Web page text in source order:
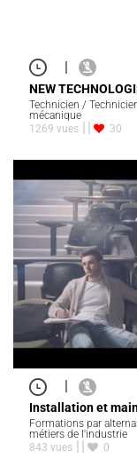
|
NEW
Technicien /
mécanique
1269 vues
30
|
Installation et
Formations par
métiers de l'industrie
843 vues
0